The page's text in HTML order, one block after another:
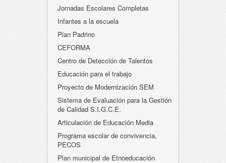
Jornadas Escolares Completas
Infantes a la escuela
Plan Padrino
CEFORMA
Centro de Detección de Talentos
Educación para el trabajo
Proyecto de Modernización SEM
Sistema de Evaluación para la Gestión
de Calidad S.I.G.C.E.
Articulación de Educación Media
Programa escolar de convivencia,
PECOS
Plan municipal de Etnoeducación